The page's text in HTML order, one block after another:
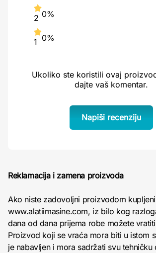
2 0%
1 0%
Ukoliko ste koristili ovaj
dajte vaš komentar.
Napiši recenziju
Reklamacija i zamena proizvoda
Ako niste zadovoljni proizvodom
www.alatiimasine.com, iz bilo kog
dana od dana prijema robe možete
Proizvod koji se vraća mora biti u istom
je nabavljen i mora sadržati svu tehničku